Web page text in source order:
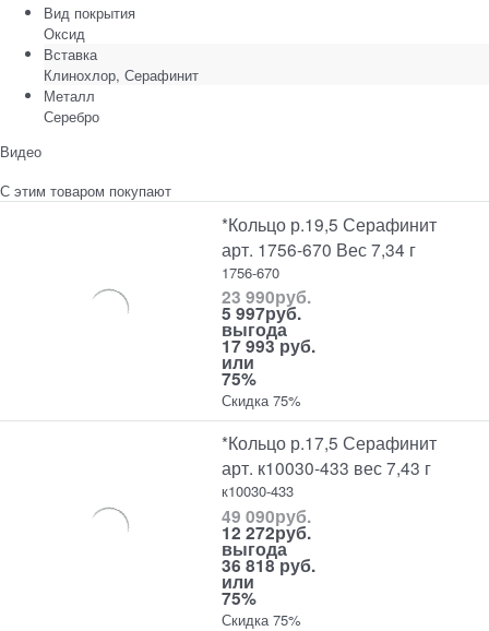
Вид покрытия
Оксид
Вставка
Клинохлор, Серафинит
Металл
Серебро
Видео
С этим товаром покупают
*Кольцо р.19,5 Серафинит
арт. 1756-670 Вес 7,34 г
1756-670
23 990руб.
5 997руб.
выгода
17 993 руб.
или
75%
Скидка 75%
*Кольцо р.17,5 Серафинит
арт. к10030-433 вес 7,43 г
к10030-433
49 090руб.
12 272руб.
выгода
36 818 руб.
или
75%
Скидка 75%